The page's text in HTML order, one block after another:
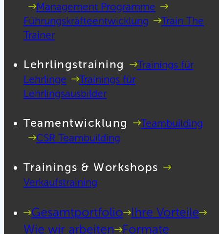
Management Programme
Führungskräfteentwicklung
Train The
Trainer
Lehrlingstraining
Trainings für
Lehrlinge
Trainings für
Lehrlingsausbilder
Teamentwicklung
Teambuilding
CSR Teambuilding
Trainings & Workshops
Verkaufstraining
Gesamtportfolio
Ihre Vorteile
Wie wir arbeiten
Formate